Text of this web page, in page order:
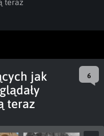
teraz
jak
teraz
6